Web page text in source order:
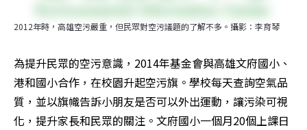
2012年時，高雄空污嚴重，但民眾對空污議題的了解不多。攝影：李育琴
為提升民眾的空污意識，2014年基金會與高雄文府國小、
港和國小合作，在校園升起空污旗。學校每天查詢空氣品
質，並以旗幟告訴小朋友是否可以外出運動，讓污染可視
化，提升家長和民眾的關注。文府國小一個月20個上課日